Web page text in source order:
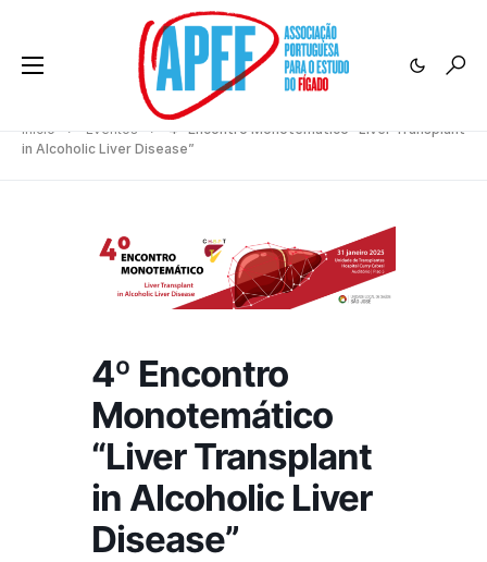
Início Eventos
4º Encontro Monotemático “Liver Transplant
in Alcoholic Liver Disease”
4º Encontro
Monotemático
“Liver Transplant
in Alcoholic Liver
Disease”